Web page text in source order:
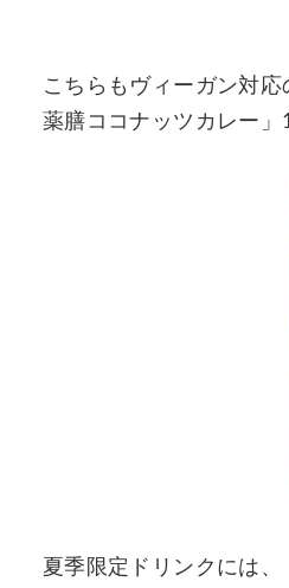
こちらもヴィーガン対
薬膳ココナッツカレー」
夏季限定ドリンクには